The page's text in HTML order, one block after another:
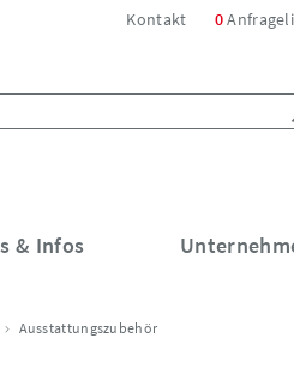
Kontakt 0
& Infos
Ausstattungszubehör